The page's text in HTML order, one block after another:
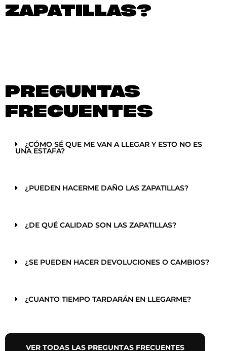
ZAPATILLAS?
PREGUNTAS
FRECUENTES
¿CÓMO SÉ QUE ME VAN A LLEGAR Y ESTO NO ES
UNA ESTAFA?
¿PUEDEN HACERME DAÑO LAS ZAPATILLAS?
¿DE QUÉ CALIDAD SON LAS ZAPATILLAS?
¿SE PUEDEN HACER DEVOLUCIONES O CAMBIOS?
¿CUANTO TIEMPO TARDARÁN EN LLEGARME?
VER TODAS LAS PREGUNTAS FRECUENTES